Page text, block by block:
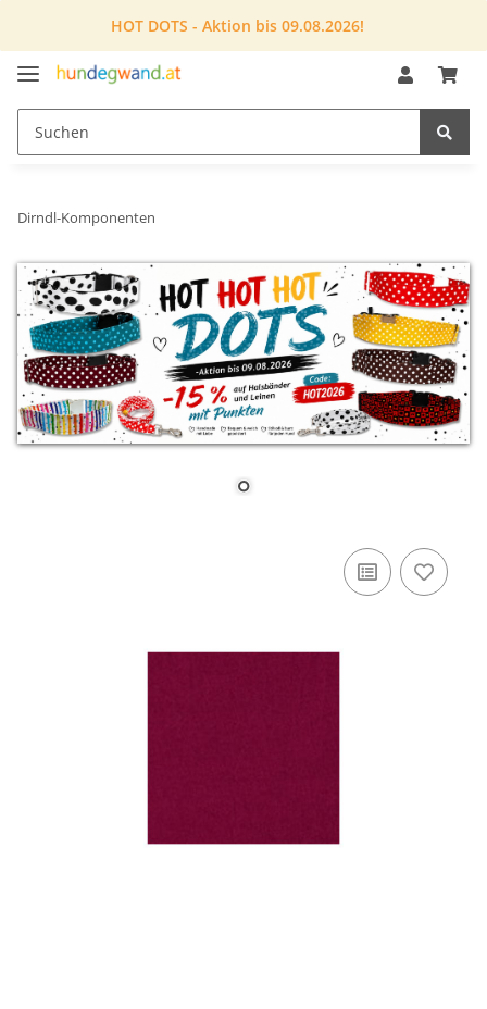
HOT DOTS - Aktion bis 09.08.2026!
Dirndl-Komponenten